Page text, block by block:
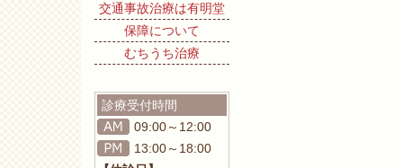
交通事故治療は有明堂
保障について
むちうち治療
診療受付時間
09:00～12:00
13:00～18:00